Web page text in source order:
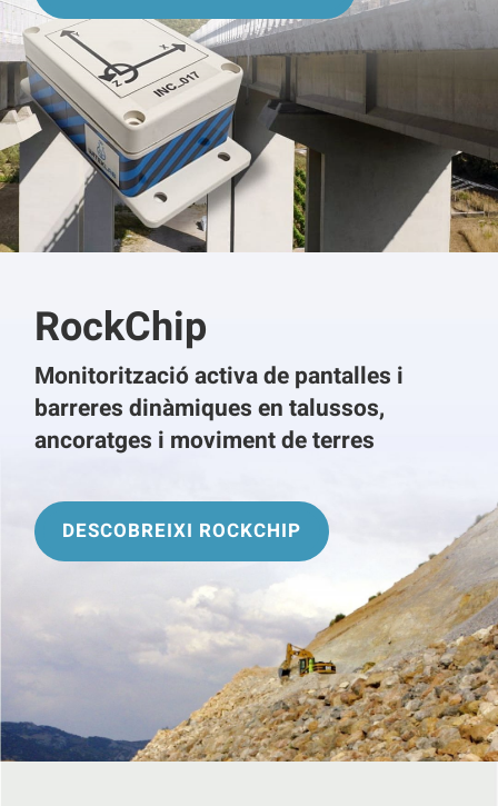
RockChip
Monitorització activa de pantalles i
barreres dinàmiques en talussos,
ancoratges i moviment de terres
DESCOBREIXI ROCKCHIP